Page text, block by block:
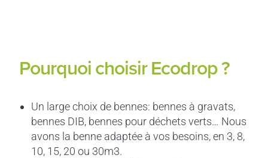
Pourquoi choisir Ecodrop ?
Un large choix de bennes: bennes à gravats,
bennes DIB, bennes pour déchets verts… Nous
avons la benne adaptée à vos besoins, en 3, 8,
10, 15, 20 ou 30m3.